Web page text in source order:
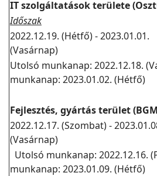
IT szolgáltatások területe
Időszak
2022.12.19. (Hétfő) - 2023.01.01.
(Vasárnap)
Utolsó munkanap: 2022.12.18.
munkanap: 2023.01.02. (Hétfő)
Fejlesztés, gyártás terület
2022.12.17. (Szombat) -
(Vasárnap)
Utolsó munkanap: 2022.12.16.
munkanap: 2023.01.09. (Hétfő)